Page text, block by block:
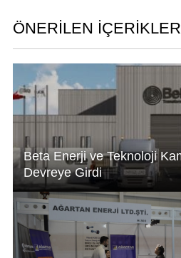
A
p
dI
n
b
o
k
ÖNERİLEN İÇERİKLER
Beta Enerji ve Teknoloji
Devreye Girdi